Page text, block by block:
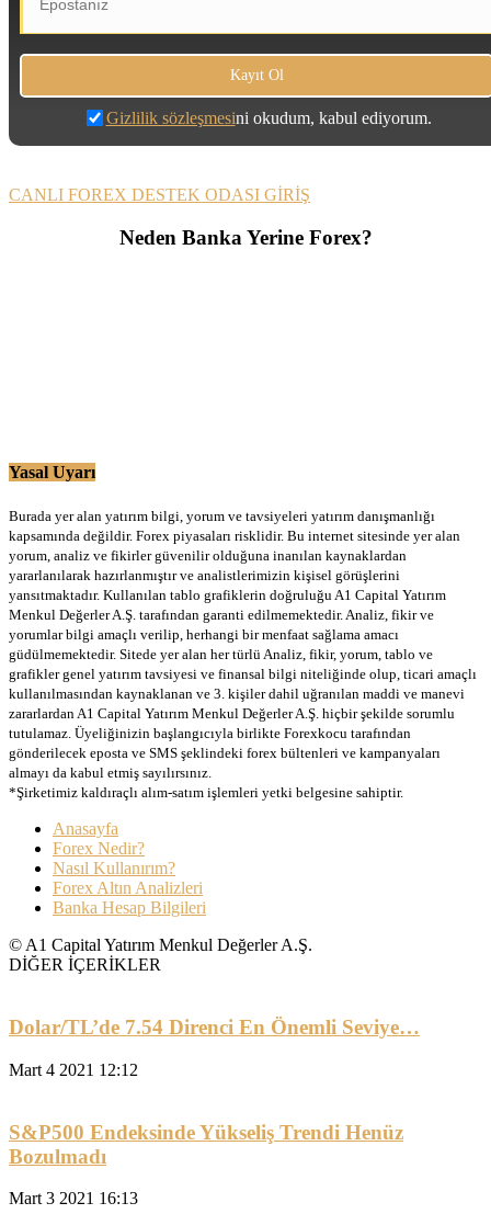
Gizlilik sözleşmesini okudum, kabul ediyorum.
CANLI FOREX DESTEK ODASI GİRİŞ
Neden Banka Yerine Forex?
Yasal Uyarı
Burada yer alan yatırım bilgi, yorum ve tavsiyeleri yatırım danışmanlığı
kapsamında değildir. Forex piyasaları risklidir. Bu internet sitesinde yer alan
yorum, analiz ve fikirler güvenilir olduğuna inanılan kaynaklardan
yararlanılarak hazırlanmıştır ve analistlerimizin kişisel görüşlerini
yansıtmaktadır. Kullanılan tablo grafiklerin doğruluğu A1 Capital Yatırım
Menkul Değerler A.Ş. tarafından garanti edilmemektedir. Analiz, fikir ve
yorumlar bilgi amaçlı verilip, herhangi bir menfaat sağlama amacı
güdülmemektedir. Sitede yer alan her türlü Analiz, fikir, yorum, tablo ve
grafikler genel yatırım tavsiyesi ve finansal bilgi niteliğinde olup, ticari amaçlı
kullanılmasından kaynaklanan ve 3. kişiler dahil uğranılan maddi ve manevi
zararlardan A1 Capital Yatırım Menkul Değerler A.Ş. hiçbir şekilde sorumlu
tutulamaz. Üyeliğinizin başlangıcıyla birlikte Forexkocu tarafından
gönderilecek eposta ve SMS şeklindeki forex bültenleri ve kampanyaları
almayı da kabul etmiş sayılırsınız.
*Şirketimiz kaldıraçlı alım-satım işlemleri yetki belgesine sahiptir.
Anasayfa
Forex Nedir?
Nasıl Kullanırım?
Forex Altın Analizleri
Banka Hesap Bilgileri
© A1 Capital Yatırım Menkul Değerler A.Ş.
DİĞER İÇERİKLER
Dolar/TL’de 7.54 Direnci En Önemli Seviye…
Mart 4 2021 12:12
S&P500 Endeksinde Yükseliş Trendi Henüz
Bozulmadı
Mart 3 2021 16:13